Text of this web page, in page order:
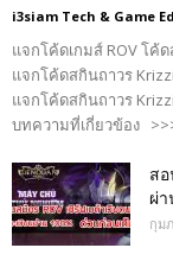
i3siam Tech & Game
แจกโค้ดเกมส์ ROV โค้
แจกโค้ดสกินถาวร
แจกโค้ดสกินถาวร
บทความที่เกี่ยวข้อง
สอ
ผ่า
กุม